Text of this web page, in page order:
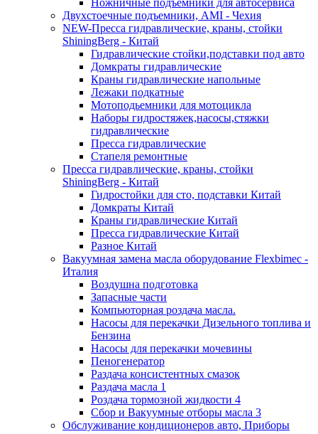
Ножничные подъемники для автосервиса
Двухстоечные подъемники, АМІ - Чехия
NEW-Пресса гидравлические, краны, стойки
ShiningBerg - Китай
Гидравлические стойки,подставки под авто
Домкраты гидравлические
Краны гидравлические напольные
Лежаки подкатные
Мотоподьемники для мотоцикла
Наборы гидростяжек,насосы,стяжки
гидравлические
Пресса гидравлические
Стапеля ремонтные
Пресса гидравлические, краны, стойки
ShiningBerg - Китай
Гидростойки для сто, подставки Китай
Домкраты Китай
Краны гидравлические Китай
Пресса гидравлические Китай
Разное Китай
Вакуумная замена масла оборудование Flexbimeс -
Италия
Воздушна подготовка
Запасные части
Компьюторная роздача масла.
Насосы для перекачки Дизельного топлива и
Бензина
Насосы для перекачки мочевины
Пеногенератор
Раздача консистентных смазок
Раздача масла 1
Роздача тормозной жидкости 4
Сбор и Вакуумные отборы масла 3
Обслуживание кондиционеров авто, Приборы